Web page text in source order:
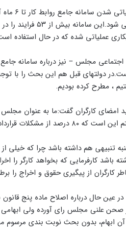
مجلس – نیز درباره سامانه
دولتهای قبل هم این بحث را با
، مطرح کرده بودیم.
امضای کارگران گفت:ما به عنوان
بدون امضا را جوابگو خواهد بود.
تنبیهی هم داشته باشد چرا که خیلی
باشد کارفرمایی که بخواهد کارگر
کارگران از پیگیری حقوق و اخراج را
حال درباره اصلاح ماده پنج قانون
علنی مجلس رای آورده ولی ابهامی
آن ابهام، بدون بحث نوبت بندی